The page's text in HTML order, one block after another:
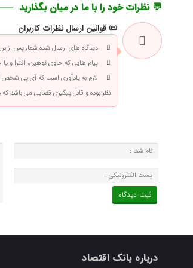
💬 نظرات خود را با ما در میان بگذارید
📜 قوانین ارسال نظرات کاربران
دیدگاه های ارسال شده شما، پس از
پیام هایی که حاوی توهین، افترا و
لازم به یادآوری است که آی پی
نظر بوده و قابل پیگیری قضایی می
درباره بانک اقتصاد